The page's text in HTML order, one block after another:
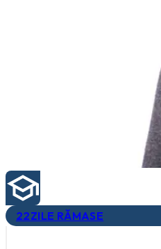
22ZILE RĂMASE